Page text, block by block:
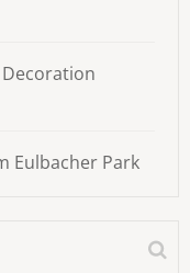
Eulbacher Park